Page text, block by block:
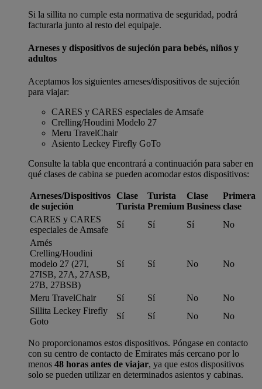
Si la sillita no cumple esta normativa de seguridad, podrá
facturarla junto al resto del equipaje.
Arneses y dispositivos de sujeción para bebés, niños y
adultos
Aceptamos los siguientes arneses/dispositivos de sujeción
para viajar:
CARES y CARES especiales de Amsafe
Crelling/Houdini Modelo 27
Meru TravelChair
Asiento Leckey Firefly GoTo
Consulte la tabla que encontrará a continuación para saber en
qué clases de cabina se pueden acomodar estos dispositivos:
Arneses/Dispositivos
de sujeción
Clase
Turista
Turista
Premium
Clase
Business
Primera
clase
CARES y CARES
especiales de Amsafe
Sí Sí Sí
No
Arnés
Crelling/Houdini
modelo 27 (27I,
27ISB, 27A, 27ASB,
27B, 27BSB)
Sí Sí No No
Meru TravelChair Sí Sí No
No
Sillita Leckey Firefly
Goto
Sí Sí No No
No proporcionamos estos dispositivos. Póngase en contacto
con su centro de contacto de Emirates más cercano por lo
menos 48 horas antes de viajar, ya que estos dispositivos
solo se pueden utilizar en determinados asientos y cabinas.